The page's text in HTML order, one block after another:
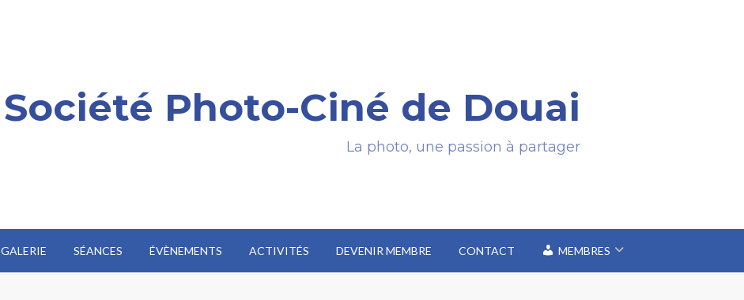
Société Photo-Ciné de Douai
La photo, une passion à partager
GALERIE SÉANCES ÉVÈNEMENTS ACTIVITÉS DEVENIR MEMBRE CONTACT MEMBRES